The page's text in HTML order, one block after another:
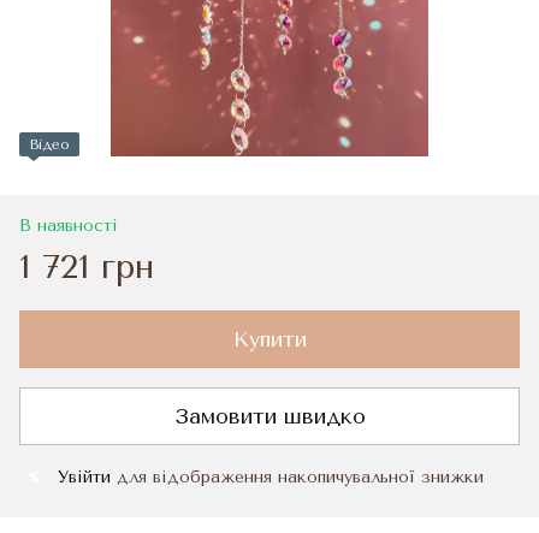
Відео
В наявності
1 721 грн
Купити
Замовити швидко
Увійти для відображення накопичувальної знижки